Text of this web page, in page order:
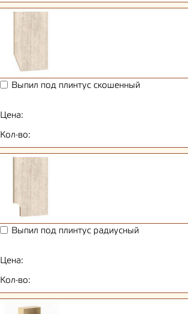
Выпил под плинтус скошенный
Цена:
Кол-во:
Выпил под плинтус радиусный
Цена:
Кол-во: